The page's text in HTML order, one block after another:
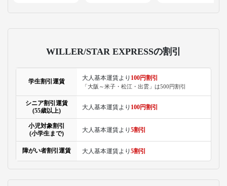
WILLER/STAR EXPRESSの割引
学生割引運賃
大人基本運賃より 100円割引
「大阪～米子・松江・出雲」は500円割引
シニア割引運賃
(55歳以上)
大人基本運賃より 100円割引
小児対象割引
(小学生まで)
大人基本運賃より 5割引
障がい者割引運賃 大人基本運賃より 5割引